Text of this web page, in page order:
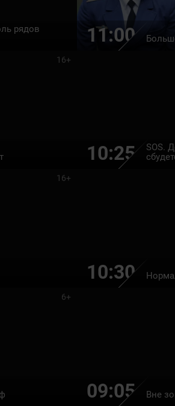
рядов
11:00
16+
10:25
SOS.
16+
10:30
6+
09:05 Вне